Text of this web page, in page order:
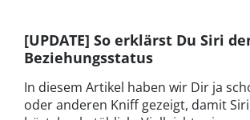
[UPDATE] So erklärst Du Siri
Beziehungsstatus
In diesem Artikel haben wir Dir ja
oder anderen Kniff gezeigt, damit